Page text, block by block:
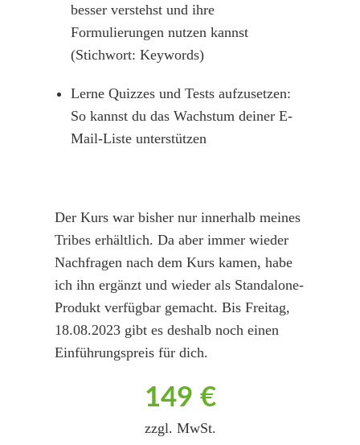
besser verstehst und ihre
Formulierungen nutzen kannst
(Stichwort: Keywords)
Lerne Quizzes und Tests aufzusetzen:
So kannst du das Wachstum deiner E-
Mail-Liste unterstützen
Der Kurs war bisher nur innerhalb meines
Tribes erhältlich. Da aber immer wieder
Nachfragen nach dem Kurs kamen, habe
ich ihn ergänzt und wieder als Standalone-
Produkt verfügbar gemacht. Bis Freitag,
18.08.2023 gibt es deshalb noch einen
Einführungspreis für dich.
149 €
zzgl. MwSt.